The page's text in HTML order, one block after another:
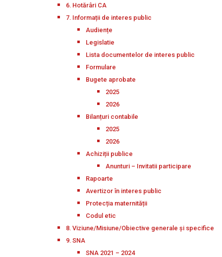
6. Hotărâri CA
7. Informații de interes public
Audiențe
Legislatie
Lista documentelor de interes public
Formulare
Bugete aprobate
2025
2026
Bilanțuri contabile
2025
2026
Achiziții publice
Anunturi – Invitatii participare
Rapoarte
Avertizor în interes public
Protecția maternității
Codul etic
8. Viziune/Misiune/Obiective generale și specifice
9. SNA
SNA 2021 – 2024